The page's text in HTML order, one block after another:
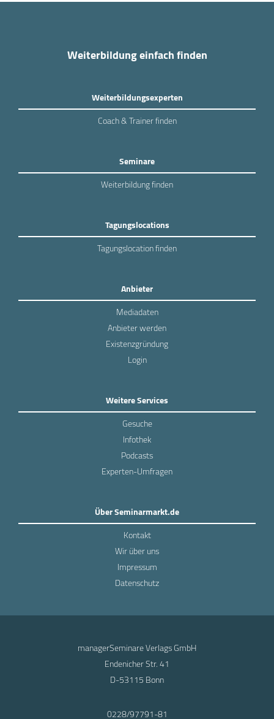
Weiterbildung einfach finden
Weiterbildungsexperten
Coach & Trainer finden
Seminare
Weiterbildung finden
Tagungslocations
Tagungslocation finden
Anbieter
Mediadaten
Anbieter werden
Existenzgründung
Login
Weitere Services
Gesuche
Infothek
Podcasts
Experten-Umfragen
Über Seminarmarkt.de
Kontakt
Wir über uns
Impressum
Datenschutz
managerSeminare Verlags GmbH
Endenicher Str. 41
D-53115 Bonn
0228/97791-81